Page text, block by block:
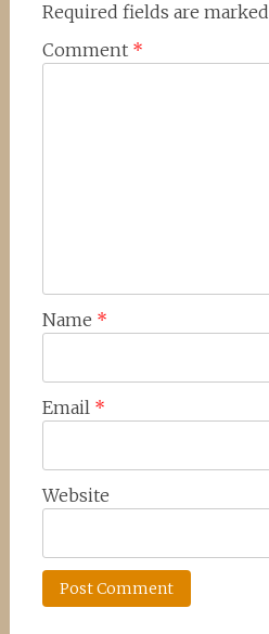
Required fields are marked
Comment *
Name *
Email *
Website